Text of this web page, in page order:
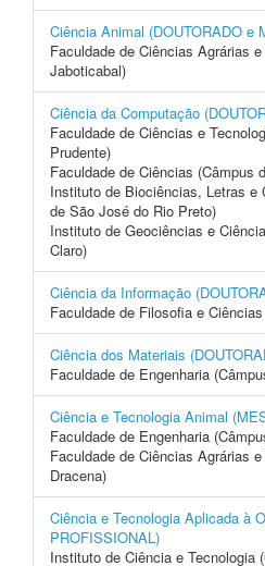
Ciência Animal (DOUTORADO e
Faculdade de Ciências Agrárias
Jaboticabal)
Ciência da Computação
Faculdade de Ciências e
Prudente)
Faculdade de Ciências (Câmpus
Instituto de Biociências, Letras e
de São José do Rio Preto)
Instituto de Geociências e
Claro)
Ciência da Informação
Faculdade de Filosofia e
Ciência dos Materiais
Faculdade de Engenharia
Ciência e Tecnologia Animal
Faculdade de Engenharia
Faculdade de Ciências Agrárias
Dracena)
Ciência e Tecnologia Aplicada à
PROFISSIONAL)
Instituto de Ciência e Tecnologia